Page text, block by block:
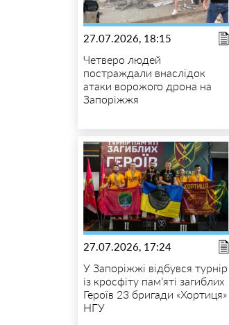
27.07.2026, 18:15
Четверо людей
постраждали внаслідок
атаки ворожого дрона на
Запоріжжя
27.07.2026, 17:24
У Запоріжжі відбувся турнір
із кросфіту пам’яті загиблих
Героїв 23 бригади «Хортиця»
НГУ